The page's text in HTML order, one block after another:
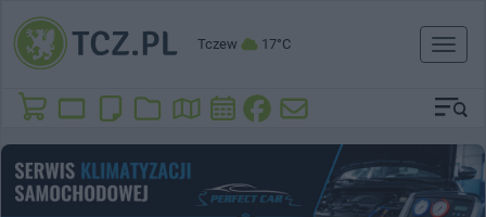
Tczew 17°C
Toggle